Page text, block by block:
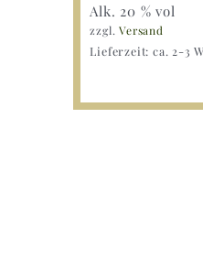
Alk. 20 % vol
zzgl.Versand
Lieferzeit: ca. 2-3